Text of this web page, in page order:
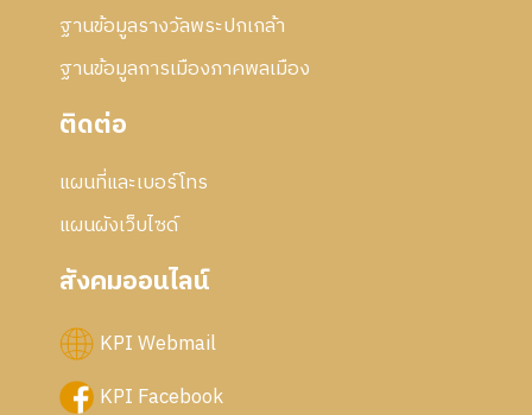
ฐานข้อมูลรางวัลพระปกเกล้า
ฐานข้อมูลการเมืองภาคพลเมือง
ติดต่อ
แผนที่และเบอร์โทร
แผนผังเว็บไซด์
สังคมออนไลน์
KPI Webmail
KPI Facebook